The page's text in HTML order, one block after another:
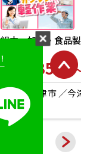
問い合わせ対応・デ
書不要
時給 1,300円～
京都府久世郡久御